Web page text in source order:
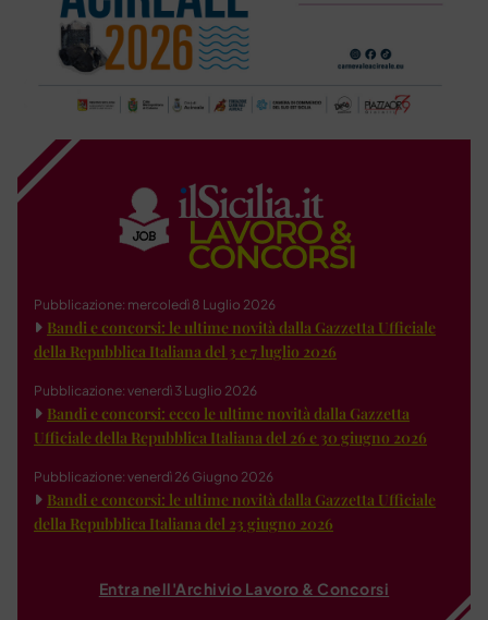
Pubblicazione: mercoledì 8 Luglio 2026
Bandi e concorsi: le ultime novità dalla Gazzetta Ufficiale
della Repubblica Italiana del 3 e 7 luglio 2026
Pubblicazione: venerdì 3 Luglio 2026
Bandi e concorsi: ecco le ultime novità dalla Gazzetta
Ufficiale della Repubblica Italiana del 26 e 30 giugno 2026
Pubblicazione: venerdì 26 Giugno 2026
Bandi e concorsi: le ultime novità dalla Gazzetta Ufficiale
della Repubblica Italiana del 23 giugno 2026
Entra nell'Archivio Lavoro & Concorsi